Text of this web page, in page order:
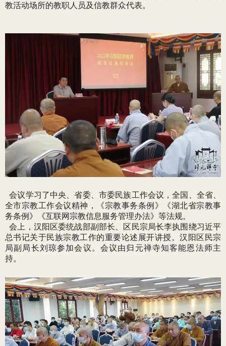
教活动场所的教职人员及信教群众代表。
会议学习了中央、省委、市委民族工作会议，全国、全省、
全市宗教工作会议精神，《宗教事务条例》《湖北省宗教事
务条例》《互联网宗教信息服务管理办法》等法规。
会上，汉阳区委统战部副部长、区民宗局长李执围绕习近平
总书记关于民族宗教工作的重要论述展开讲授。汉阳区民宗
局副局长刘琼参加会议。会议由归元禅寺知客能恩法师主
持。